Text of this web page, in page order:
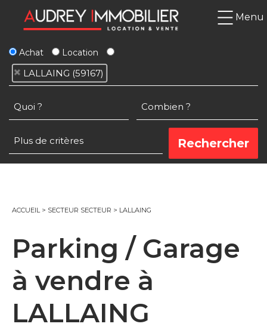
Menu
Achat Location
LALLAING (59167)
ACCUEIL> SECTEUR SECTEUR > LALLAING
Parking / Garage
à vendre à
LALLAING